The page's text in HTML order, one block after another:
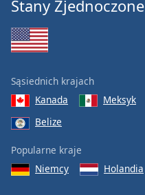
Stany Zjednoczone
Sąsiednich krajach
Kanada
Meksyk
Belize
Popularne kraje
Niemcy
Holandia